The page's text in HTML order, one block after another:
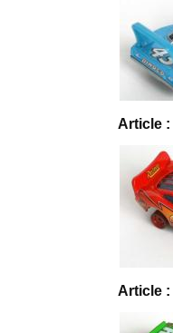
Article :
Article :